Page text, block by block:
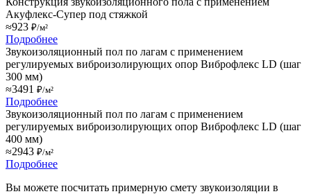
Акуфлекс-Супер под стяжкой
≈923 ₽/м²
Подробнее
Звукоизоляционный пол по лагам с применением
регулируемых виброизолирующих опор Виброфлекс LD (шаг
300 мм)
≈3491 ₽/м²
Подробнее
Звукоизоляционный пол по лагам с применением
регулируемых виброизолирующих опор Виброфлекс LD (шаг
400 мм)
≈2943 ₽/м²
Подробнее
Вы можете посчитать примерную смету звукоизоляции в